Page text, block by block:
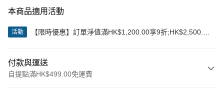
本商品適用活動
活動
【限時優惠】訂單淨值滿HK$1,200.00享9折;HK$2,500.00
付款與運送
自提點滿HK$499.00免運費